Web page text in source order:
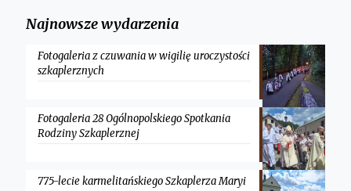
Najnowsze wydarzenia
Fotogaleria z czuwania w wigilię uroczystości
szkaplerznych
Fotogaleria 28 Ogólnopolskiego Spotkania
Rodziny Szkaplerznej
775-lecie karmelitańskiego Szkaplerza Maryi